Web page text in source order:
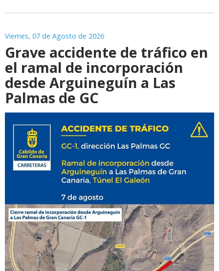
Viernes, 07 de Agosto de 2026
Grave accidente de tráfico en
el ramal de incorporación
desde Arguineguín a Las
Palmas de GC